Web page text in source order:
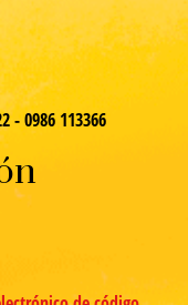
- 0986 113366